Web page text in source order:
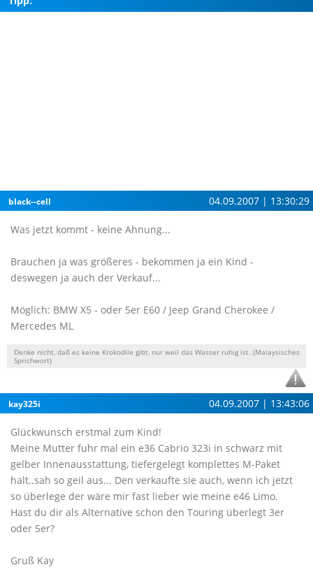
black--cell 04.09.2007 | 13:30:29
Was jetzt kommt - keine Ahnung...
Brauchen ja was größeres - bekommen ja ein Kind -
deswegen ja auch der Verkauf...
Möglich: BMW X5 - oder 5er E60 / Jeep Grand Cherokee /
Mercedes ML
Denke nicht, daß es keine Krokodile gibt, nur weil das Wasser ruhig ist. (Malaysisches
Sprichwort)
kay325i 04.09.2007 | 13:43:06
Glückwunsch erstmal zum Kind!
Meine Mutter fuhr mal ein e36 Cabrio 323i in schwarz mit
gelber Innenausstattung, tiefergelegt komplettes M-Paket
halt..sah so geil aus... Den verkaufte sie auch, wenn ich jetzt
so überlege der wäre mir fast lieber wie meine e46 Limo.
Hast du dir als Alternative schon den Touring überlegt 3er
oder 5er?
Gruß Kay